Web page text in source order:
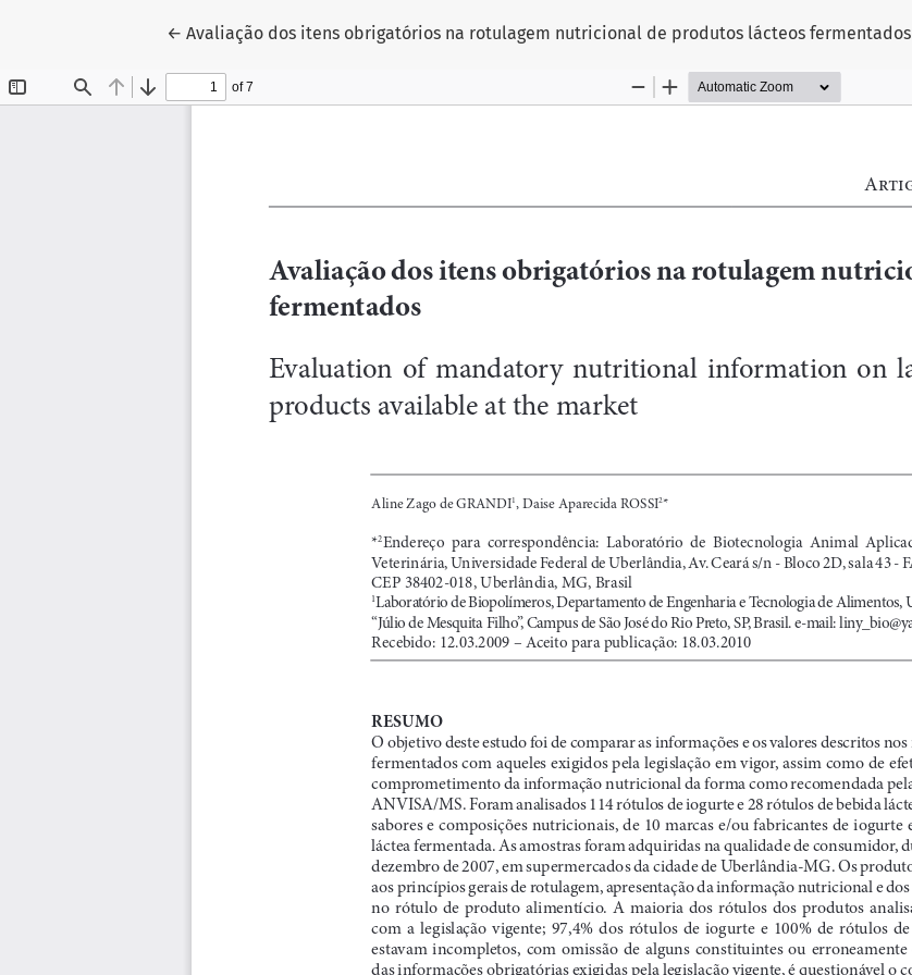
←Voltar aos Detalhes do Artigo
Avaliação dos itens obrigatórios na rotulagem nutricional de produtos lácteos fermentados